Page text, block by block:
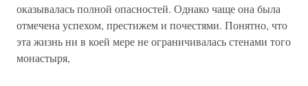
оказывалась полной опасностей. Однако чаще она была
отмечена успехом, престижем и почестями. Понятно, что
эта жизнь ни в коей мере не ограничивалась стенами того
монастыря,